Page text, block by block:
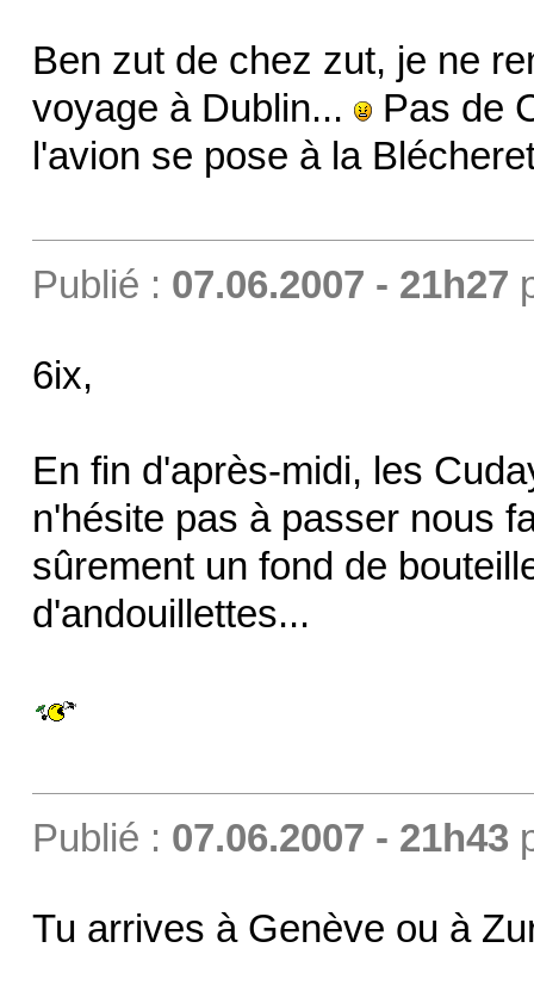
Ben zut de chez zut, je ne
voyage à Dublin...
Pas de
l'avion se pose à la
Publié : 07.06.2007 - 21h27
6ix,
En fin d'après-midi, les
n'hésite pas à passer nous
sûrement un fond de
d'andouillettes...
Publié : 07.06.2007 - 21h43
Tu arrives à Genève ou à